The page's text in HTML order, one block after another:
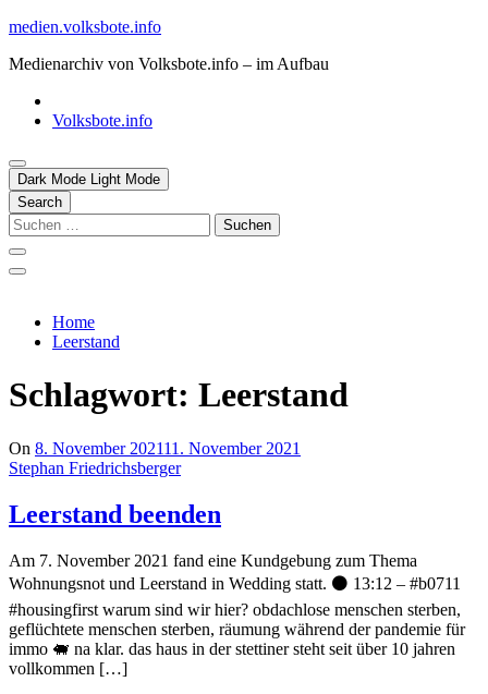
Skip
content
medien.volksbote.info
Medienarchiv von Volksbote.info – im Aufbau
Volksbote.info
Dark Mode Light Mode
Search
Suchen
nach:
Home
Leerstand
Schlagwort: Leerstand
On 8. November 202111. November 2021
Stephan Friedrichsberger
Leerstand beenden
Am 7. November 2021 fand eine Kundgebung zum Thema
Wohnungsnot und Leerstand in Wedding statt. ⚫️ 13:12 – #b0711
#housingfirst warum sind wir hier? obdachlose menschen sterben,
geflüchtete menschen sterben, räumung während der pandemie für
immo 🐖 na klar. das haus in der stettiner steht seit über 10 jahren
vollkommen […]